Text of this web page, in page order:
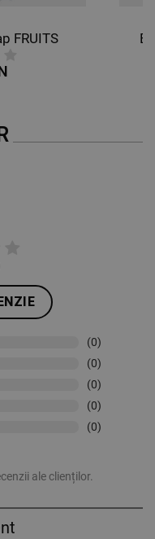
FRUITS
(0)
(0)
(0)
(0)
(0)
ale clienților.